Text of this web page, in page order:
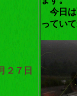
２７日
今日は
ってい